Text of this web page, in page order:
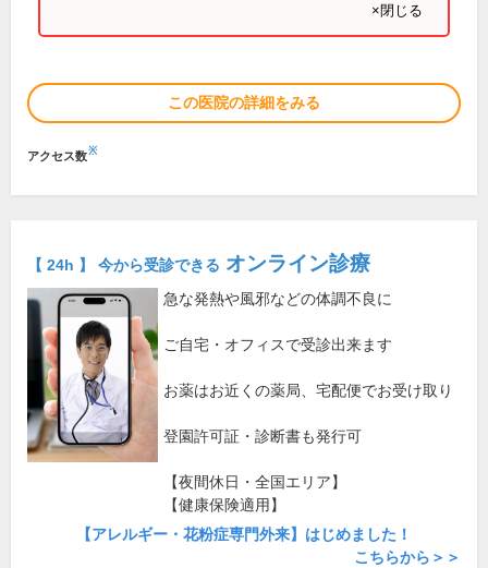
×閉じる
この医院の詳細をみる
アクセス数※
【 24h 】 今から受診できる オンライン診療
急な発熱や風邪などの体調不良に
ご自宅・オフィスで受診出来ます
お薬はお近くの薬局、宅配便でお受け取り
登園許可証・診断書も発行可
【夜間休日・全国エリア】
【健康保険適用】
【アレルギー・花粉症専門外来】はじめました！
こちらから＞＞